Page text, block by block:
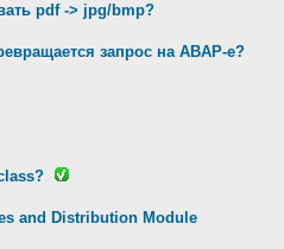
pdf -> jpg/bmp?
запрос на ABAP-е?
and Distribution Module